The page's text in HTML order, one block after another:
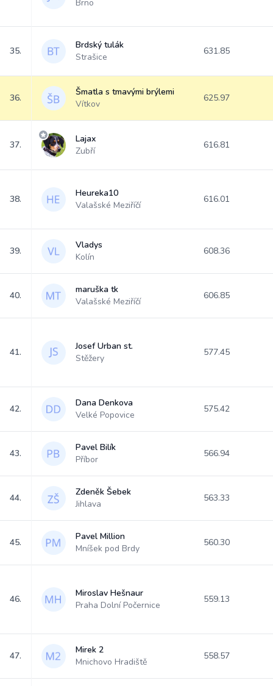
Brno
35.
Brdský tulák
Strašice
631.85
36.
Šmatla s tmavými brýlemi
Vítkov
625.97
37.
Lajax
Zubří
616.81
38.
Heureka10
Valašské Meziříčí
616.01
39.
Vladys
Kolín
608.36
40.
maruška tk
Valašské Meziříčí
606.85
41.
Josef Urban st.
Stěžery
577.45
42.
Dana Denkova
Velké Popovice
575.42
43.
Pavel Bilík
Příbor
566.94
44.
Zdeněk Šebek
Jihlava
563.33
45.
Pavel Million
Mníšek pod Brdy
560.30
46.
Miroslav Hešnaur
Praha Dolní Počernice
559.13
47.
Mirek 2
Mnichovo Hradiště
558.57